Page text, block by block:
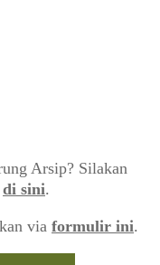
Arsip? Silakan
di sini.
via formulir ini.